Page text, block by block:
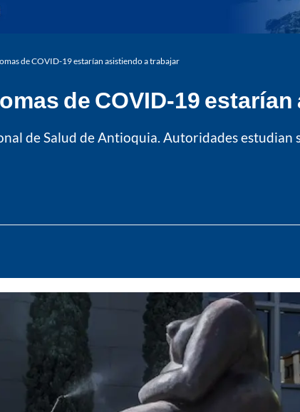
de COVID-19 estarían asistiendo a trabajar
de COVID-19
de Salud de Antioquia. Autoridades